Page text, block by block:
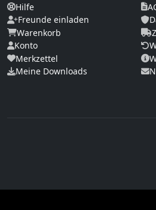
Hilfe
Freunde einladen
Warenkorb
Konto
Merkzettel
Meine Downloads